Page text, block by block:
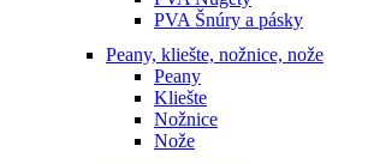
PVA Šnúry a pásky
Peany, kliešte, nožnice, nože
Peany
Kliešte
Nožnice
Nože